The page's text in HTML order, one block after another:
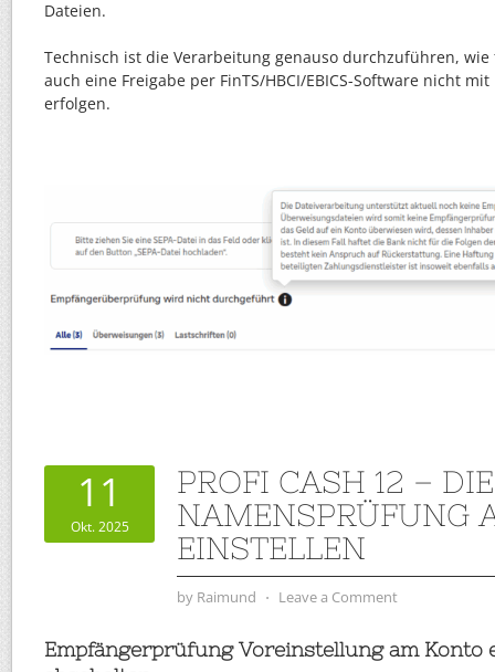
Dateien.
Technisch ist die Verarbeitung genauso durchzuführen,
auch eine Freigabe per FinTS/HBCI/EBICS-Software nicht
erfolgen.
11
Okt. 2025
PROFI CASH 12 – DIE
NAMENSPRÜFUNG
EINSTELLEN
by Raimund ⋅ Leave a Comment
Empfängerprüfung Voreinstellung am Konto